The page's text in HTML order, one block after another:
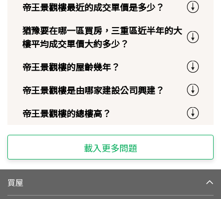
帝王景觀樓最近的成交單價是多少？
猶豫要在哪一區買房，三重區近半年的大
樓平均成交單價大約多少？
帝王景觀樓的屋齡幾年？
帝王景觀樓是由哪家建設公司興建？
帝王景觀樓的總樓高？
載入更多問題
買屋